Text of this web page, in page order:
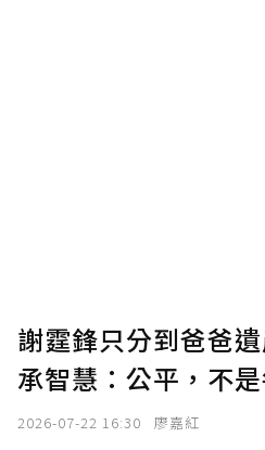
謝霆鋒只分到爸爸
承智慧：公平，不
2026-07-22 16:30 廖嘉紅